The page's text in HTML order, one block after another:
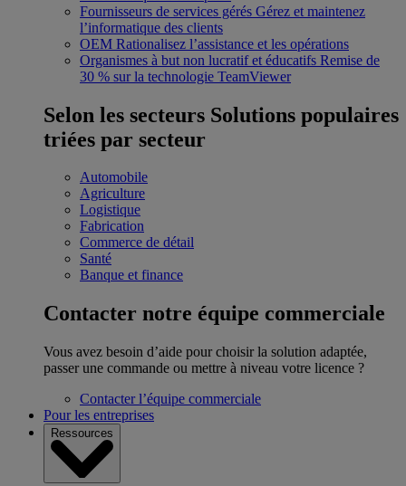
Fournisseurs de services gérés Gérez et maintenez
l’informatique des clients
OEM Rationalisez l’assistance et les opérations
Organismes à but non lucratif et éducatifs Remise de
30 % sur la technologie TeamViewer
Selon les secteurs Solutions populaires
triées par secteur
Automobile
Agriculture
Logistique
Fabrication
Commerce de détail
Santé
Banque et finance
Contacter notre équipe commerciale
Vous avez besoin d’aide pour choisir la solution adaptée,
passer une commande ou mettre à niveau votre licence ?
Contacter l’équipe commerciale
Pour les entreprises
Ressources